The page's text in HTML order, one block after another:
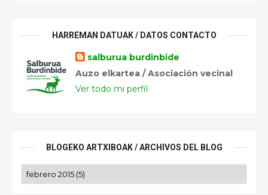
HARREMAN DATUAK / DATOS CONTACTO
salburua burdinbide
Auzo elkartea / Asociación vecinal
Ver todo mi perfil
BLOGEKO ARTXIBOAK / ARCHIVOS DEL BLOG